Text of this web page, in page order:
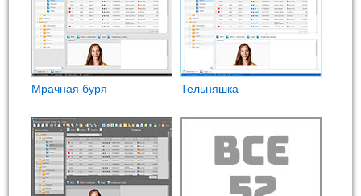
Мрачная буря Тельняшка